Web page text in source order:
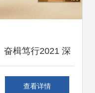
当
奋楫笃行2021 深
耕不缀获殊荣，载
查看详情